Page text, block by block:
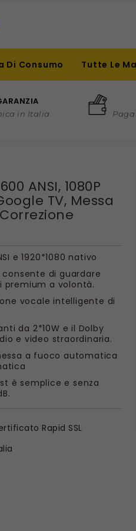
Di Consumo Tutte Le
in Italia
ANSI, 1080P
TV, Messa
e 1920*1080 nativo
di guardare
a volontà.
vocale intelligente di
da 2*10W e il Dolby
e video straordinaria.
a fuoco automatica
è semplice e senza
Rapid SSL